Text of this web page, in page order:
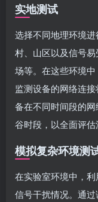
实地测试
选择不同地理环境
村、山区以及信号
场等。在这些环境
监测设备的网络连
备在不同时间段的
谷时段，以全面评估
模拟复杂环境测
在实验室环境中，
信号干扰情况。通